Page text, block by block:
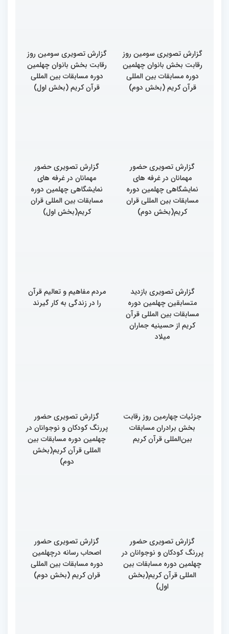
گزارش تصویری سومین روز
رقابت بخش بانوان چهلمین
دوره مسابقات بین المللی
قرآن کریم (بخش دوم)
گزارش تصویری سومین روز
رقابت بخش بانوان چهلمین
دوره مسابقات بین المللی
قرآن کریم (بخش اول)
گزارش تصویری حضور
مهمانان در غرفه های
نمایشگاهی چهلمین دوره
مسابقات بین المللی قران
کریم(بخش دوم)
گزارش تصویری حضور
مهمانان در غرفه های
نمایشگاهی چهلمین دوره
مسابقات بین المللی قران
کریم(بخش اول)
گزارش تصویری بازدید
متسابقین چهلمین دوره
مسابقات بین المللی قرآن
کریم از حسینیه جماران
میلاد
مردم مفاهیم و تعالیم قرآن
را در زندگی به کار گیرند
جزئیات چهارمین روز رقابت
بخش برادران مسابقات
بین‌المللی قرآن کریم
گزارش تصویری حضور
پررنگ کودکان و نوجوانان در
چهلمین دوره مسابقات بین
المللی قرآن کریم(بخش
دوم)
گزارش تصویری حضور
پررنگ کودکان و نوجوانان در
چهلمین دوره مسابقات بین
المللی قرآن کریم(بخش
اول)
گزارش تصویری حضور
اصحاب رسانه درچهلمین
دوره مسابقات بین المللی
قران کریم (بخش دوم)